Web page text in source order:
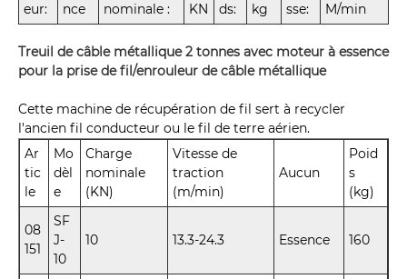
eur:
nce
nominale :
KN
ds:
kg
sse:
M/min
Treuil de câble métallique 2 tonnes avec moteur à essence
pour la prise de fil/enrouleur de câble métallique
Cette machine de récupération de fil sert à recycler
l'ancien fil conducteur ou le fil de terre aérien.
Ar
tic
le
Mo
dèl
e
Charge
nominale
(KN)
Vitesse de
traction
(m/min)
Aucun
Poid
s
(kg)
08
151
SF
J-
10
10 13.3-24.3 Essence 160